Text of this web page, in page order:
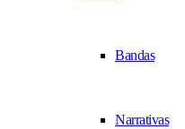
Bandas
Narrativas